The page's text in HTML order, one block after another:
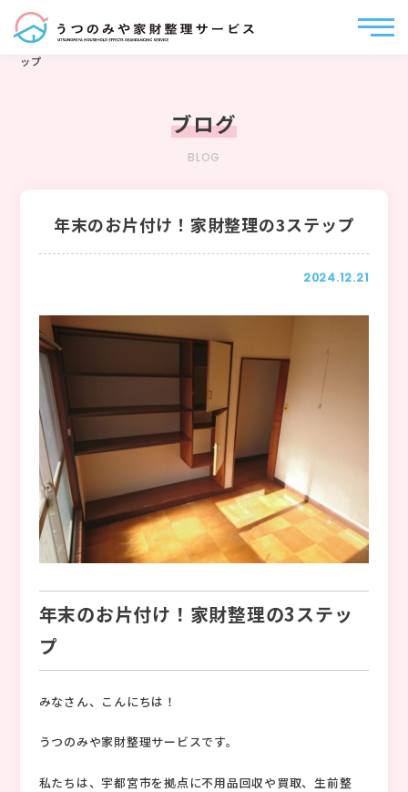
うつのみや家財整理サービス>ブログ
年末のお片付け！家財整理の3ステ
ップ
ブログ
BLOG
年末のお片付け！家財整理の3ステップ
2024.12.21
年末のお片付け！家財整理の3ステッ
プ
みなさん、こんにちは！
うつのみや家財整理サービスです。
私たちは、宇都宮市を拠点に不用品回収や買取、生前整